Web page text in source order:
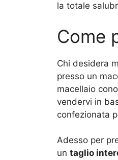
la totale
Come
Chi desidera
presso un
macellaio
vendervi in
confezionata
Adesso per
un taglio